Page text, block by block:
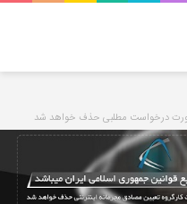
درخواست مطلبی حذف خواهد شد